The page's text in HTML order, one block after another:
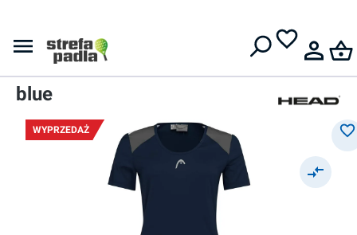
Damski t-shirt
Head Club 22 Tech W - dark
blue
WYPRZEDAŻ